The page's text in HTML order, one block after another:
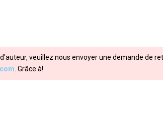
veuillez nous envoyer une demande de
. Grâce à!